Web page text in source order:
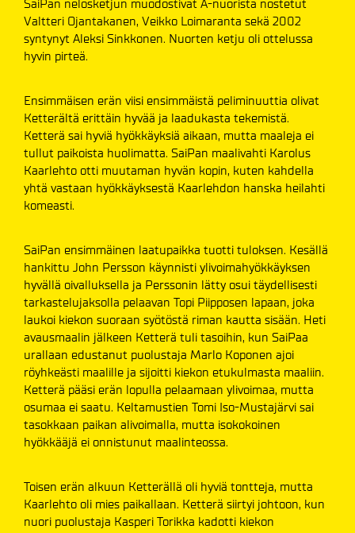
SaiPan nelosketjun muodostivat A-nuorista nostetut
Valtteri Ojantakanen, Veikko Loimaranta sekä 2002
syntynyt Aleksi Sinkkonen. Nuorten ketju oli ottelussa
hyvin pirteä.
Ensimmäisen erän viisi ensimmäistä peliminuuttia olivat
Ketterältä erittäin hyvää ja laadukasta tekemistä.
Ketterä sai hyviä hyökkäyksiä aikaan, mutta maaleja ei
tullut paikoista huolimatta. SaiPan maalivahti Karolus
Kaarlehto otti muutaman hyvän kopin, kuten kahdella
yhtä vastaan hyökkäyksestä Kaarlehdon hanska heilahti
komeasti.
SaiPan ensimmäinen laatupaikka tuotti tuloksen. Kesällä
hankittu John Persson käynnisti ylivoimahyökkäyksen
hyvällä oivalluksella ja Perssonin lätty osui täydellisesti
tarkastelujaksolla pelaavan Topi Piipposen lapaan, joka
laukoi kiekon suoraan syötöstä riman kautta sisään. Heti
avausmaalin jälkeen Ketterä tuli tasoihin, kun SaiPaa
urallaan edustanut puolustaja Marlo Koponen ajoi
röyhkeästi maalille ja sijoitti kiekon etukulmasta maaliin.
Ketterä pääsi erän lopulla pelaamaan ylivoimaa, mutta
osumaa ei saatu. Keltamustien Tomi Iso-Mustajärvi sai
tasokkaan paikan alivoimalla, mutta isokokoinen
hyökkääjä ei onnistunut maalinteossa.
Toisen erän alkuun Ketterällä oli hyviä tontteja, mutta
Kaarlehto oli mies paikallaan. Ketterä siirtyi johtoon, kun
nuori puolustaja Kasperi Torikka kadotti kiekon